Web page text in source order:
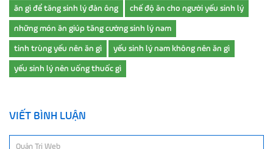
ăn gì để tăng sinh lý đàn ông chế độ ăn cho người yếu sinh lý
những món ăn giúp tăng cường sinh lý nam
tinh trùng yếu nên ăn gì yếu sinh lý nam không nên ăn gì
yếu sinh lý nên uống thuốc gì
VIẾT BÌNH LUẬN